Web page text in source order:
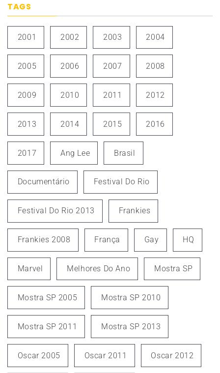
TAGS
2001 2002 2003 2004
2005 2006 2007 2008
2009 2010 2011 2012
2013 2014 2015 2016
2017 Ang Lee Brasil
Documentário Festival Do Rio
Festival Do Rio 2013 Frankies
Frankies 2008 França Gay HQ
Marvel Melhores Do Ano Mostra SP
Mostra SP 2005 Mostra SP 2010
Mostra SP 2011 Mostra SP 2013
Oscar 2005 Oscar 2011 Oscar 2012